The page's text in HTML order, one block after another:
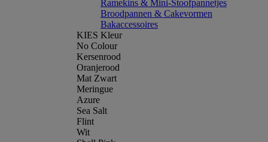
Ramekins & Mini-Stoofpannetjes
Broodpannen & Cakevormen
Bakaccessoires
KIES Kleur
No Colour
Kersenrood
Oranjerood
Mat Zwart
Meringue
Azure
Sea Salt
Flint
Wit